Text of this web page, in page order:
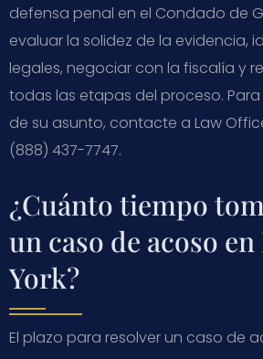
defensa penal en el Condado de
evaluar la solidez de la evidencia,
legales, negociar con la fiscalía y
todas las etapas del proceso.
de su asunto, contacte a Law
(888) 437-7747.
¿Cuánto tiempo
un caso de acoso en
York?
El plazo para resolver un caso de